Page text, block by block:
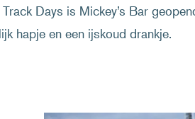
Days is Mickey’s Bar
hapje en een ijskoud drankje.